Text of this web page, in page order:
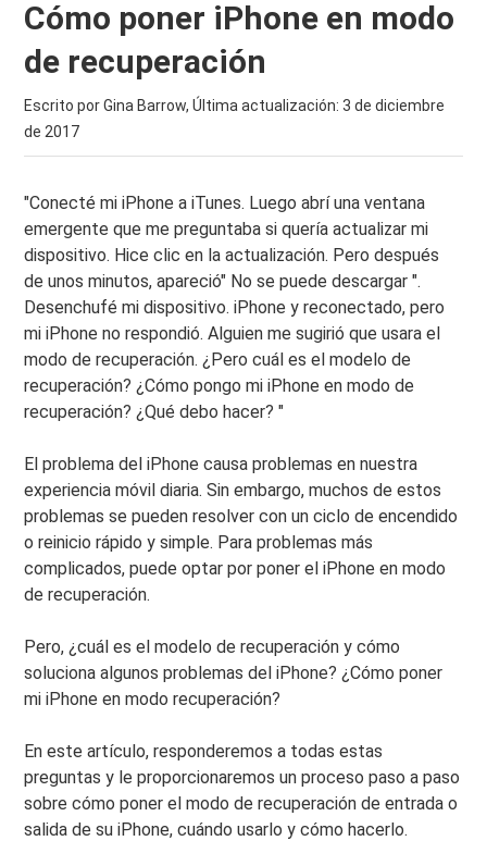
Cómo poner iPhone en modo
de recuperación
Escrito por Gina Barrow, Última actualización:3 de diciembre
de 2017
"Conecté mi iPhone a iTunes. Luego abrí una ventana
emergente que me preguntaba si quería actualizar mi
dispositivo. Hice clic en la actualización. Pero después
de unos minutos, apareció" No se puede descargar ".
Desenchufé mi dispositivo. iPhone y reconectado, pero
mi iPhone no respondió. Alguien me sugirió que usara el
modo de recuperación. ¿Pero cuál es el modelo de
recuperación? ¿Cómo pongo mi iPhone en modo de
recuperación? ¿Qué debo hacer? "
El problema del iPhone causa problemas en nuestra
experiencia móvil diaria. Sin embargo, muchos de estos
problemas se pueden resolver con un ciclo de encendido
o reinicio rápido y simple. Para problemas más
complicados, puede optar por poner el iPhone en modo
de recuperación.
Pero, ¿cuál es el modelo de recuperación y cómo
soluciona algunos problemas del iPhone? ¿Cómo poner
mi iPhone en modo recuperación?
En este artículo, responderemos a todas estas
preguntas y le proporcionaremos un proceso paso a paso
sobre cómo poner el modo de recuperación de entrada o
salida de su iPhone, cuándo usarlo y cómo hacerlo.